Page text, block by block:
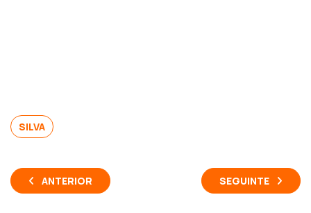
SILVA
ANTERIOR SEGUINTE